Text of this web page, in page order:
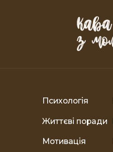
Психологія
Життєві поради
Мотивація